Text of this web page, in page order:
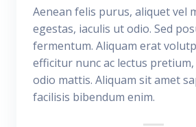
Aenean felis purus, aliquet vel
egestas, iaculis ut odio. Sed
fermentum. Aliquam erat
efficitur nunc ac lectus
odio mattis. Aliquam sit amet
facilisis bibendum enim.